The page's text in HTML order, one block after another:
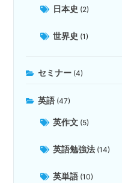
日本史 (2)
世界史 (1)
セミナー (4)
英語 (47)
英作文 (5)
英語勉強法 (14)
英単語 (10)